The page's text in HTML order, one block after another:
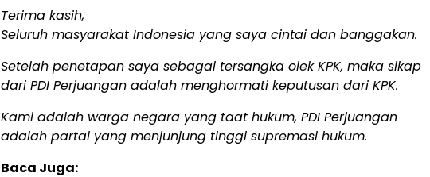
Terima kasih,
Seluruh masyarakat Indonesia yang saya cintai dan banggakan.
Setelah penetapan saya sebagai tersangka olek KPK, maka sikap
dari PDI Perjuangan adalah menghormati keputusan dari KPK.
Kami adalah warga negara yang taat hukum, PDI Perjuangan
adalah partai yang menjunjung tinggi supremasi hukum.
Baca Juga: